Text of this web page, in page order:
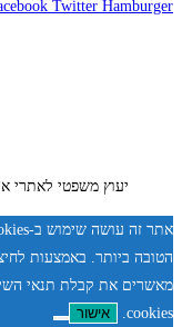
Twitter Hamburger
יעוץ משפטי לאתרי
הטובה ביותר. באמצעות
מאשרים את קבלת תנאי
cookies.
אישור